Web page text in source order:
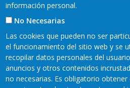
Mapa
información personal.
No Necesarias
Las cookies que pueden no ser
el funcionamiento del sitio web y se
recopilar datos personales del
anuncios y otros contenidos
no necesarias. Es obligatorio